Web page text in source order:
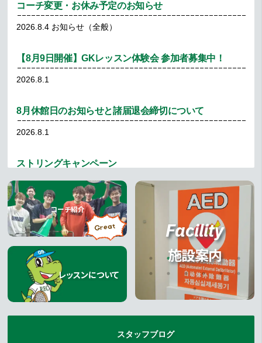
コーチ変更・お休み予定のお知らせ
2026.8.4 お知らせ（全般）
【8月9日開催】GKレッスン体験会 参加者募集中！
2026.8.1
8月休館日のお知らせと諸届退会締切について
2026.8.1
ストリングキャンペーン
2026.7.28 キャンペーン
8月ジュニア通信 「ゆめをつかめ！」
2026.7.27 レッスン
第14回 ALL REC MIX ダブルス大会結果報告
2026.7.26
コーチ紹介
コーチ紹介
レッスンについて
レッスンについて
Facility
施設案内
スタッフブログ